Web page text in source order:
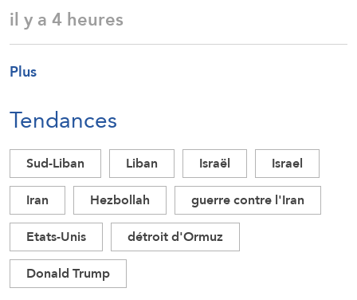
il y a 4 heures
Plus
Tendances
Sud-Liban Liban Israël
Israel
Iran
Hezbollah
guerre contre l'Iran
Etats-Unis
détroit d'Ormuz
Donald Trump